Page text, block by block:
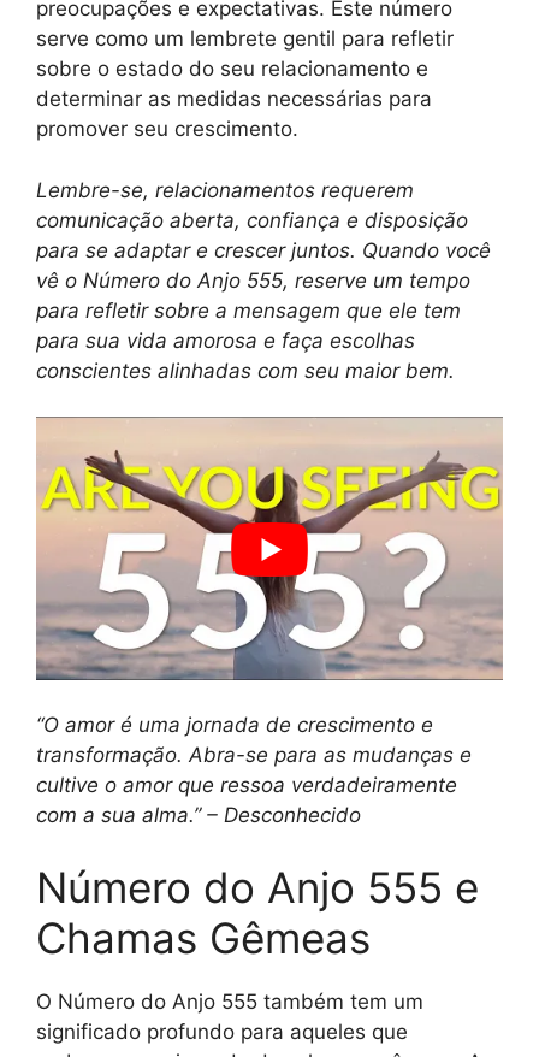
preocupações e expectativas. Este número
serve como um lembrete gentil para refletir
sobre o estado do seu relacionamento e
determinar as medidas necessárias para
promover seu crescimento.
Lembre-se, relacionamentos requerem
comunicação aberta, confiança e disposição
para se adaptar e crescer juntos. Quando você
vê o Número do Anjo 555, reserve um tempo
para refletir sobre a mensagem que ele tem
para sua vida amorosa e faça escolhas
conscientes alinhadas com seu maior bem.
“O amor é uma jornada de crescimento e
transformação. Abra-se para as mudanças e
cultive o amor que ressoa verdadeiramente
com a sua alma.” – Desconhecido
Número do Anjo 555 e
Chamas Gêmeas
O Número do Anjo 555 também tem um
significado profundo para aqueles que